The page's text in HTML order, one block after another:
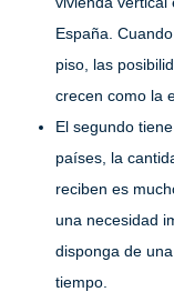
España.
piso, las
crecen como la
El segundo
países, la
reciben es
una necesidad
disponga de
tiempo.